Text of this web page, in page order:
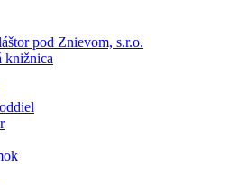
pod Znievom, s.r.o.
knižnica